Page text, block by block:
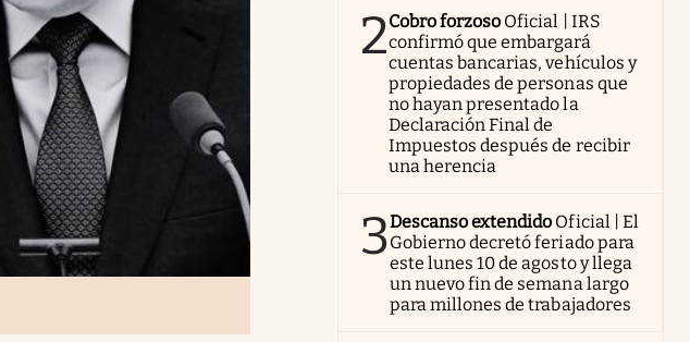
2Cobro forzoso Oficial | IRS
confirmó que embargará
cuentas bancarias, vehículos y
propiedades de personas que
no hayan presentado la
Declaración Final de
Impuestos después de recibir
una herencia
3Descanso extendido Oficial | El
Gobierno decretó feriado para
este lunes 10 de agosto y llega
un nuevo fin de semana largo
para millones de trabajadores